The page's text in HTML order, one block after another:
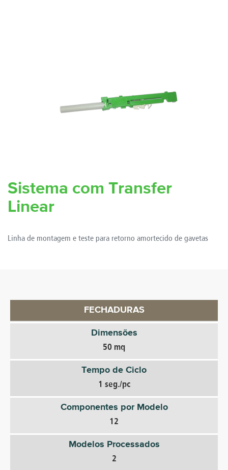
Sistema com Transfer
Linear
Linha de montagem e teste para retorno amortecido de gavetas
FECHADURAS
Dimensões
50 mq
Tempo de Ciclo
1 seg./pc
Componentes por Modelo
12
Modelos Processados
2